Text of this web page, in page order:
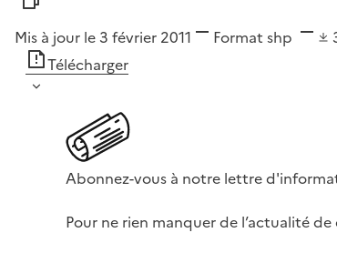
Mis à jour le 3 février 2011 Format shp
Télécharger
Abonnez-vous à notre lettre
Pour ne rien manquer de l’actualité